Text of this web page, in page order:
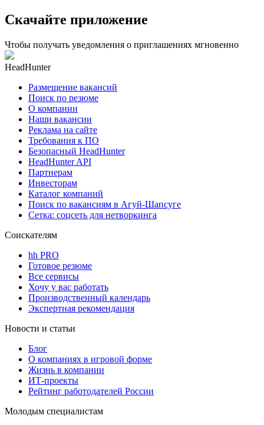
Скачайте приложение
Чтобы получать уведомления о приглашениях мгновенно
HeadHunter
Размещение вакансий
Поиск по резюме
О компании
Наши вакансии
Реклама на сайте
Требования к ПО
Безопасный HeadHunter
HeadHunter API
Партнерам
Инвесторам
Каталог компаний
Поиск по вакансиям в Агуй-Шапсуге
Сетка: соцсеть для нетворкинга
Соискателям
hh PRO
Готовое резюме
Все сервисы
Хочу у вас работать
Производственный календарь
Экспертная рекомендация
Новости и статьи
Блог
О компаниях в игровой форме
Жизнь в компании
ИТ-проекты
Рейтинг работодателей России
Молодым специалистам